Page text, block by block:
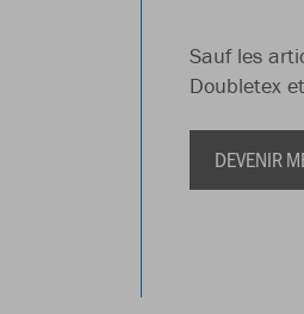
Sauf les
Doubletex
DEVENIR